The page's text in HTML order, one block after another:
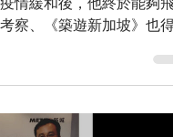
的著作《築覺》系列早就
情緩和後，他終於能夠飛
察、《築遊新加坡》也得
就跟新加坡有不少淵源，
留了九天，拍攝建築師視